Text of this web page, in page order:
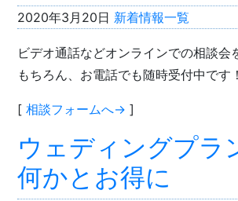
2020年3月20日 新着情報一覧
ビデオ通話などオンラインでの相談会
もちろん、お電話でも随時受付中です！
[相談フォームへ→ ]
ウェディングプラ
何かとお得に